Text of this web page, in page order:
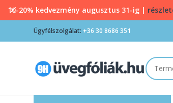
Ügyfélszolgálat: +36 30 8686 351
10-20% kedvezmény augusztus 31-ig |